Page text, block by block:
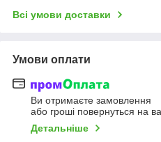
Всі умови доставки
Умови оплати
Ви отримаєте замовлення
або гроші повернуться на
Детальніше